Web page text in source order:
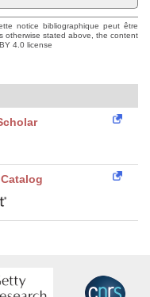
notice bibliographique peut être
otherwise stated above, the content
4.0 license